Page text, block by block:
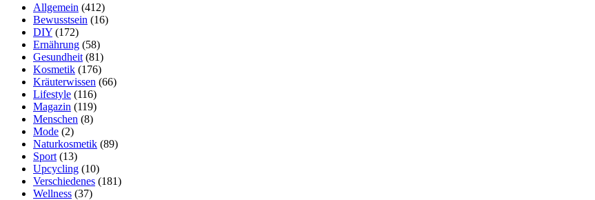
Allgemein (412)
Bewusstsein (16)
DIY (172)
Ernährung (58)
Gesundheit (81)
Kosmetik (176)
Kräuterwissen (66)
Lifestyle (116)
Magazin (119)
Menschen (8)
Mode (2)
Naturkosmetik (89)
Sport (13)
Upcycling (10)
Verschiedenes (181)
Wellness (37)